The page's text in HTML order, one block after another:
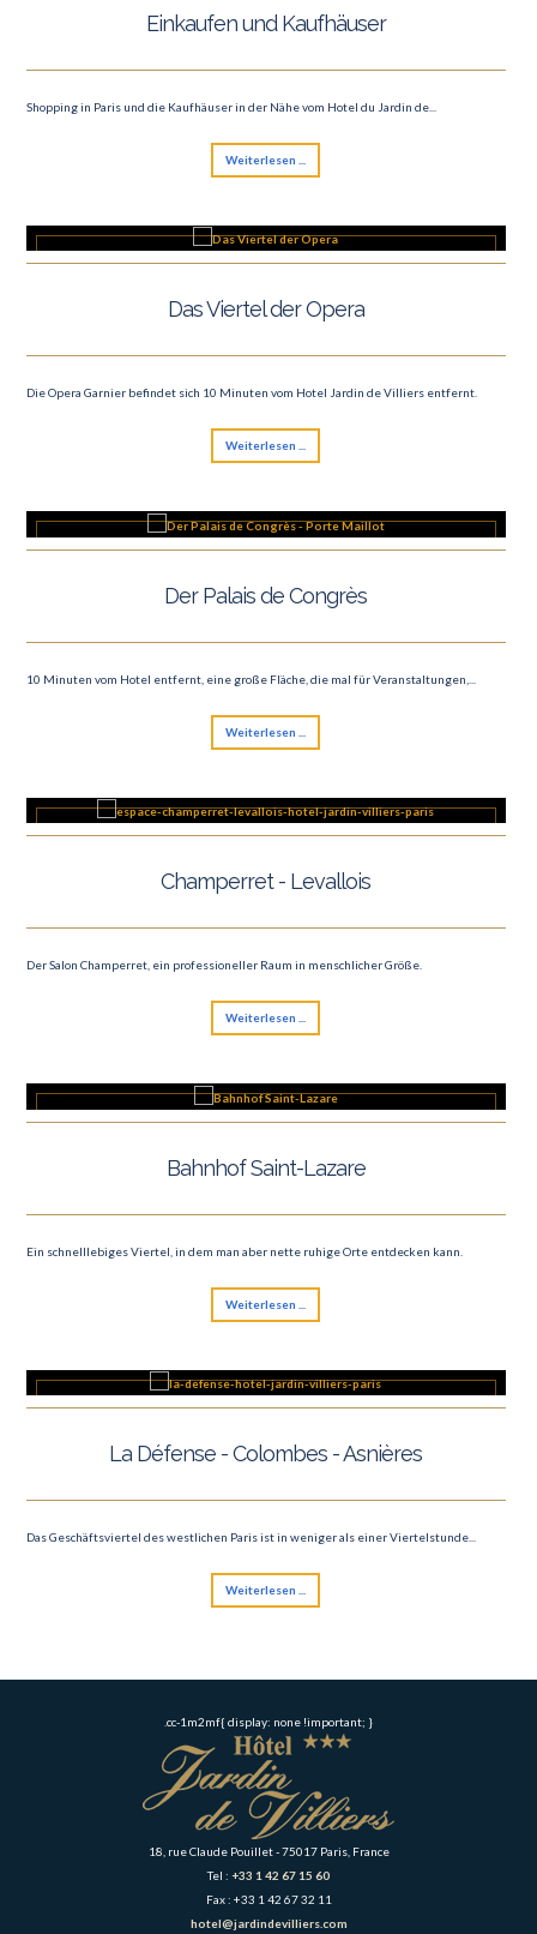
Einkaufen und Kaufhäuser
Shopping in Paris und die Kaufhäuser in der Nähe vom Hotel du Jardin de...
Weiterlesen ...
Das Viertel der Opera
Die Opera Garnier befindet sich 10 Minuten vom Hotel Jardin de Villiers entfernt.
Weiterlesen ...
Der Palais de Congrès
10 Minuten vom Hotel entfernt, eine große Fläche, die mal für Veranstaltungen,...
Weiterlesen ...
Champerret - Levallois
Der Salon Champerret, ein professioneller Raum in menschlicher Größe.
Weiterlesen ...
Bahnhof Saint-Lazare
Ein schnelllebiges Viertel, in dem man aber nette ruhige Orte entdecken kann.
Weiterlesen ...
La Défense - Colombes - Asnières
Das Geschäftsviertel des westlichen Paris ist in weniger als einer Viertelstunde...
Weiterlesen ...
.cc-1m2mf{ display: none !important; }
18, rue Claude Pouillet - 75017 Paris, France
Tel : +33 1 42 67 15 60
Fax : +33 1 42 67 32 11
hotel@jardindevilliers.com